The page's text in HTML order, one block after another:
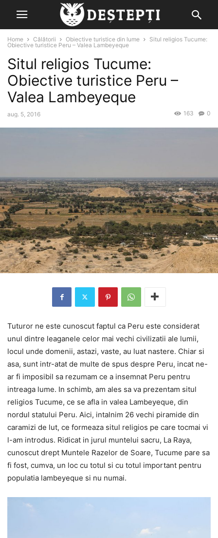
Home Călătorii Obiective turistice din lume
Situl religios Tucume:
Obiective turistice Peru – Valea Lambeyeque
Situl religios Tucume:
Obiective turistice Peru –
Valea Lambeyeque
aug. 5, 2016 0
163
Tuturor ne este cunoscut faptul ca Peru este considerat
unul dintre leaganele celor mai vechi civilizatii ale lumii,
locul unde domenii, astazi, vaste, au luat nastere. Chiar si
asa, sunt intr-atat de multe de spus despre Peru, incat ne-
ar fi imposibil sa rezumam ce a insemnat Peru pentru
intreaga lume. In schimb, am ales sa va prezentam situl
religios Tucume, ce se afla in valea Lambeyeque, din
nordul statului Peru. Aici, intalnim 26 vechi piramide din
caramizi de lut, ce formeaza situl religios pe care tocmai vi
l-am introdus. Ridicat in jurul muntelui sacru, La Raya,
cunoscut drept Muntele Razelor de Soare, Tucume pare sa
fi fost, cumva, un loc cu totul si cu totul important pentru
populatia lambeyeque si nu numai.